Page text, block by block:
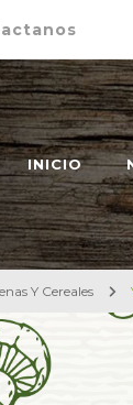
en
INICIO
Y Cereales